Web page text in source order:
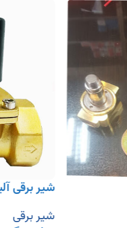
DigiArzanSara
DigiArzanSara
DigiArzanSara
DigiArzanSara
شیر برقی
شیر برقی